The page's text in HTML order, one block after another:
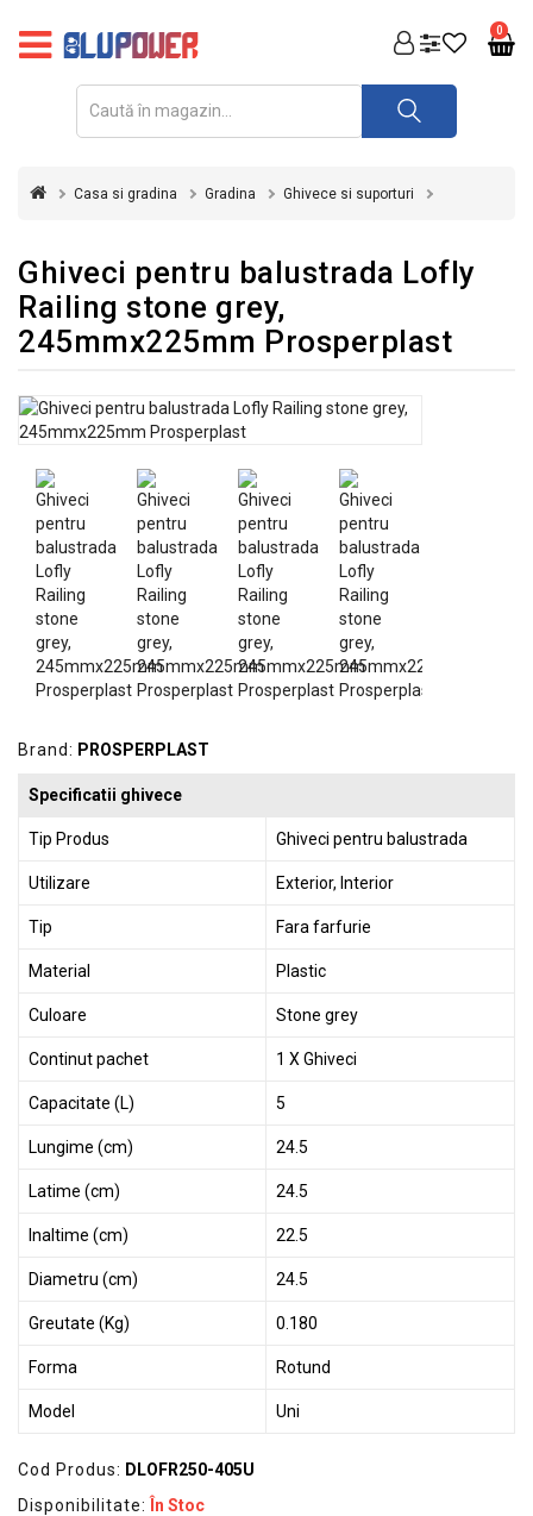
0
FOTOVOLTAICE
REDRESOARE
INVERTOARE
UPS
STABILIZATOARE
DE
TENSIUNE
CASA
GRADINA
SCULE
ELECTRICE
DE
FOTOVOLTAICE
Casa si gradina Gradina Ghivece si suporturi
Ghiveci pentru balustrada Lofly
Railing stone grey,
245mmx225mm Prosperplast
Brand: PROSPERPLAST
Specificatii ghivece
Tip Produs Ghiveci pentru balustrada
Utilizare Exterior, Interior
Tip Fara farfurie
Material Plastic
Culoare Stone grey
Continut pachet 1 X Ghiveci
Capacitate (L) 5
Lungime (cm) 24.5
Latime (cm) 24.5
Inaltime (cm) 22.5
Diametru (cm) 24.5
Greutate (Kg) 0.180
Forma Rotund
Model Uni
Cod Produs: DLOFR250-405U
Disponibilitate:
În Stoc